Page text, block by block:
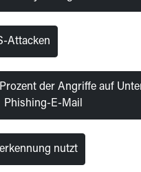
Attacken
der Angriffe auf
Phishing-E-Mail
nutzt